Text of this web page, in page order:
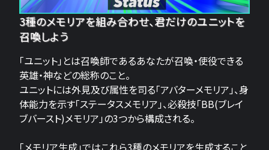
3種のメモリアを組み合わせ、君だけのユニットを
召喚しよう
「ユニット」とは召喚師であるあなたが召喚・使役できる
英雄・神などの総称のこと。
ユニットには外見及び属性を司る「アバターメモリア」、身
体能力を示す「ステータスメモリア」、必殺技「BB(ブレイ
ブバースト)メモリア」の3つから構成される。
「メモリア生成」ではこれら3種のメモリアを生成すること